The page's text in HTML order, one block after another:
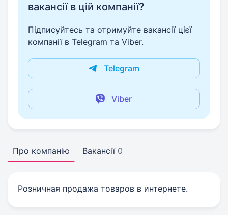
вакансії в цій компанії?
Підписуйтесь та отримуйте вакансії цієї
компанії в Telegram та Viber.
Telegram
Viber
Про компанію Вакансії 0
Розничная продажа товаров в интернете.